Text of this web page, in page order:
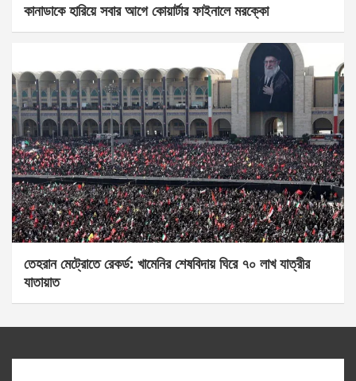
কানাডাকে হারিয়ে সবার আগে কোয়ার্টার ফাইনালে মরক্কো
তেহরান মেট্রোতে রেকর্ড: খামেনির শেষবিদায় ঘিরে ৭০ লাখ যাত্রীর
যাতায়াত